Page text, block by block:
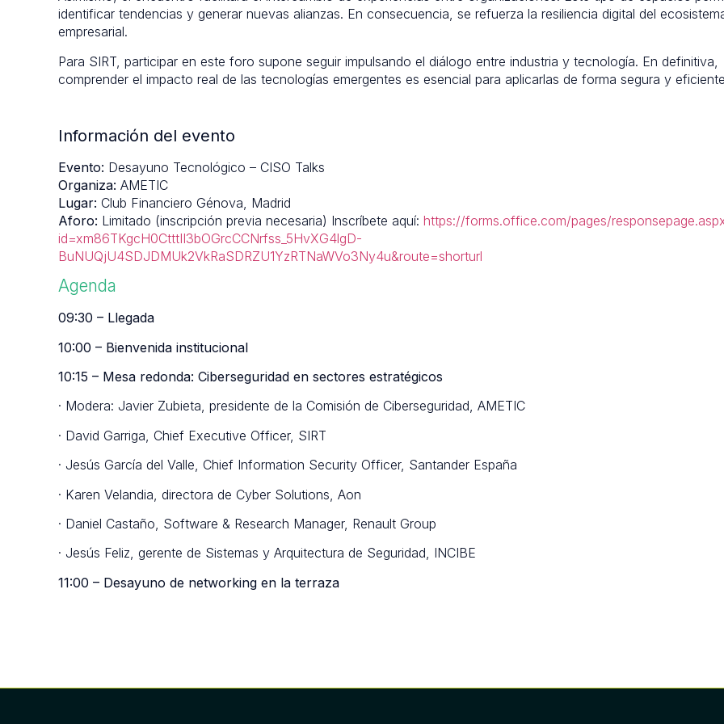
identificar tendencias y generar nuevas alianzas. En consecuencia, se refuerza la resiliencia digital del
empresarial.
Para SIRT, participar en este foro supone seguir impulsando el diálogo entre industria y tecnología. En definitiva,
comprender el impacto real de las tecnologías emergentes es esencial para aplicarlas de forma segura y
Información del evento
Evento: Desayuno Tecnológico – CISO Talks
Organiza: AMETIC
Lugar: Club Financiero Génova, Madrid
Aforo: Limitado (inscripción previa necesaria) Inscríbete aquí: https://forms.office.com/pages/
id=xm86TKgcH0CtttII3bOGrcCCNrfss_5HvXG4lgD-
BuNUQjU4SDJDMUk2VkRaSDRZU1YzRTNaWVo3Ny4u&route=shorturl
Agenda
09:30 – Llegada
10:00 – Bienvenida institucional
10:15 – Mesa redonda: Ciberseguridad en sectores estratégicos
· Modera: Javier Zubieta, presidente de la Comisión de Ciberseguridad, AMETIC
· David Garriga, Chief Executive Officer, SIRT
· Jesús García del Valle, Chief Information Security Officer, Santander España
· Karen Velandia, directora de Cyber Solutions, Aon
· Daniel Castaño, Software & Research Manager, Renault Group
· Jesús Feliz, gerente de Sistemas y Arquitectura de Seguridad, INCIBE
11:00 – Desayuno de networking en la terraza